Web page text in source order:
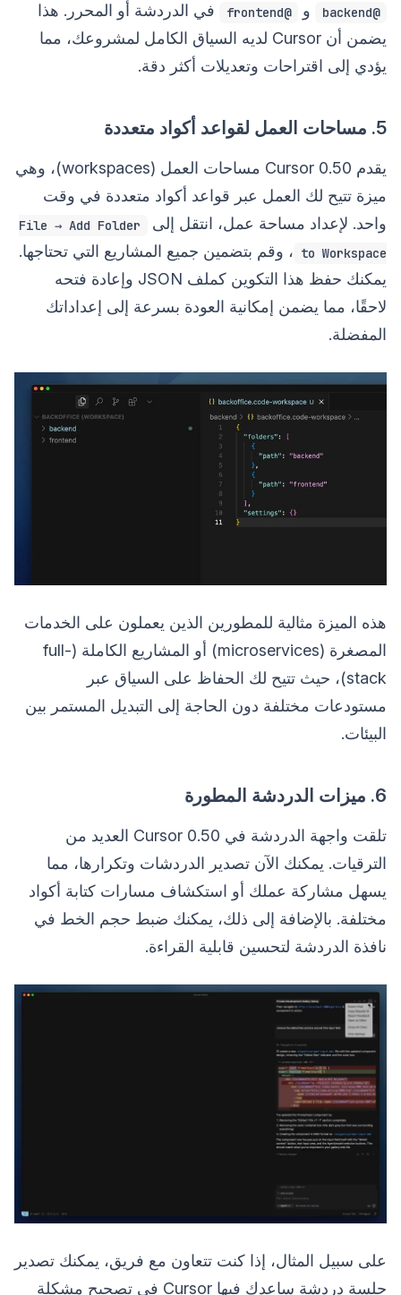
@backend و @frontend
في الدردشة أو المحرر. هذا
يضمن أن Cursor لديه السياق الكامل لمشروعك، مما
يؤدي إلى اقتراحات وتعديلات أكثر دقة.
5. مساحات العمل لقواعد أكواد متعددة
يقدم Cursor 0.50 مساحات العمل (workspaces)، وهي
ميزة تتيح لك العمل عبر قواعد أكواد متعددة في وقت
واحد. لإعداد مساحة عمل، انتقل إلى
File → Add Folder
to Workspace ، وقم بتضمين جميع المشاريع التي تحتاجها.
يمكنك حفظ هذا التكوين كملف JSON وإعادة فتحه
لاحقًا، مما يضمن إمكانية العودة بسرعة إلى إعداداتك
المفضلة.
هذه الميزة مثالية للمطورين الذين يعملون على الخدمات
المصغرة (microservices) أو المشاريع الكاملة (full-
stack)، حيث تتيح لك الحفاظ على السياق عبر
مستودعات مختلفة دون الحاجة إلى التبديل المستمر بين
البيئات.
6. ميزات الدردشة المطورة
تلقت واجهة الدردشة في Cursor 0.50 العديد من
الترقيات. يمكنك الآن تصدير الدردشات وتكرارها، مما
يسهل مشاركة عملك أو استكشاف مسارات كتابة أكواد
مختلفة. بالإضافة إلى ذلك، يمكنك ضبط حجم الخط في
نافذة الدردشة لتحسين قابلية القراءة.
على سبيل المثال، إذا كنت تتعاون مع فريق، يمكنك تصدير
جلسة دردشة ساعدك فيها Cursor في تصحيح مشكلة